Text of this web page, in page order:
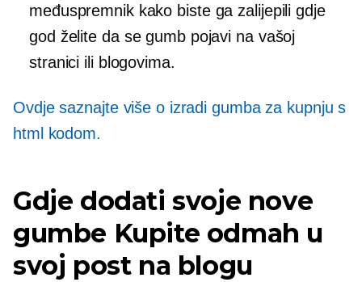
međuspremnik kako biste ga zalijepili gdje
god želite da se gumb pojavi na vašoj
stranici ili blogovima.
Ovdje saznajte više o izradi gumba za kupnju s
html kodom.
Gdje dodati svoje nove
gumbe Kupite odmah u
svoj post na blogu